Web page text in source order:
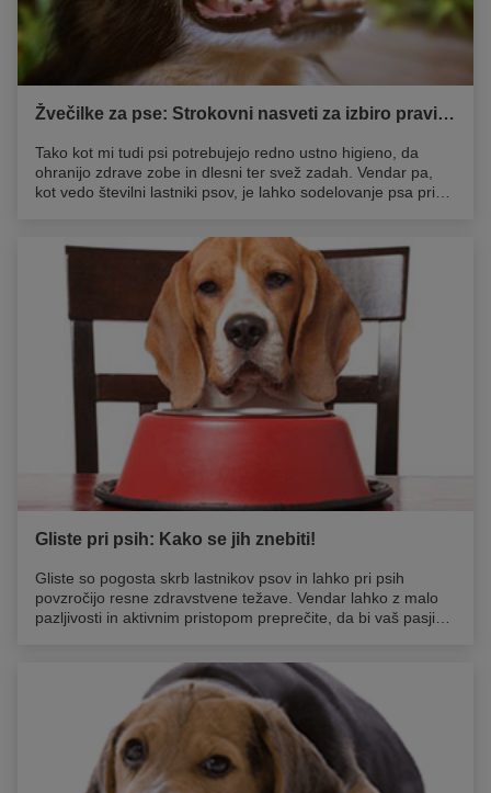
Žvečilke za pse: Strokovni nasveti za izbiro pravih priboljškov
Tako kot mi tudi psi potrebujejo redno ustno higieno, da
ohranijo zdrave zobe in dlesni ter svež zadah. Vendar pa,
kot vedo številni lastniki psov, je lahko sodelovanje psa pri
ustne votline in kako izbrati najboljše žvečilke za svojega
Gliste pri psih: Kako se jih znebiti!
Gliste so pogosta skrb lastnikov psov in lahko pri psih
povzročijo resne zdravstvene težave. Vendar lahko z malo
pazljivosti in aktivnim pristopom preprečite, da bi vaš pasji
lahko prepoznate, zdravite in preprečite gliste pri svojem